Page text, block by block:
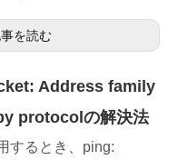
を読む
Address family
protocolの解決法
するとき、ping: